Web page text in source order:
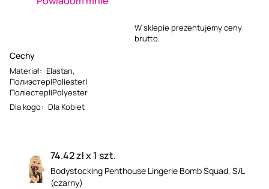
Cechy
Materiał: Elastan,
Полиэстер|Poliester|
Поліестер||Polyester
Dla kogo: Dla Kobiet
W sklepie prezentujemy ceny
brutto.
74.42 zł x 1 szt.
Bodystocking Penthouse Lingerie Bomb Squad, S/L
(czarny)